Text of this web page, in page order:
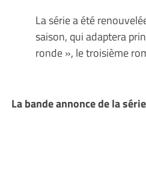
La série a été
saison, qui adaptera
ronde », le troisième
La bande annonce de la